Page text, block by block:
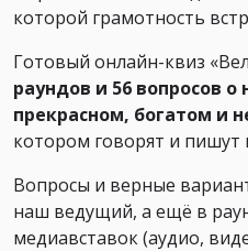
которой грамотность
Готовый онлайн-квиз
раундов и 56 вопросов
прекрасном, богатом и
котором говорят и
Вопросы и верные
наш ведущий, а ещё в
медиавставок (аудио,